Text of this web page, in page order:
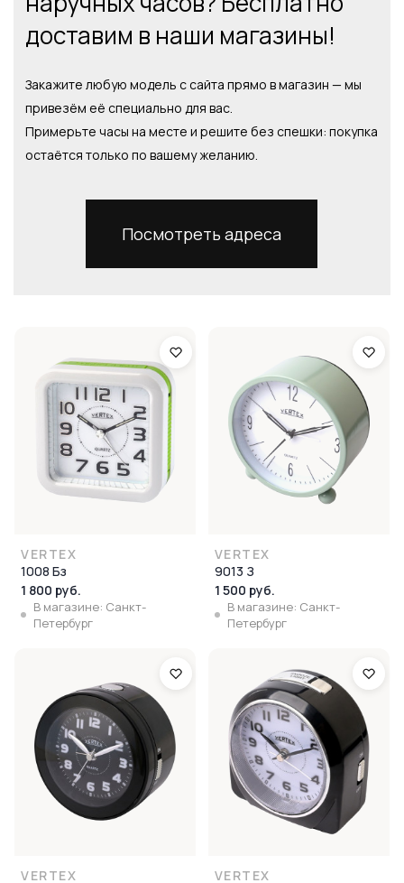
доставим в наши магазины!
Закажите любую модель с сайта прямо в магазин — мы
привезём её специально для вас.
Примерьте часы на месте и решите без спешки: покупка
остаётся только по вашему желанию.
Посмотреть адреса
VERTEX
1008 Бз
1 800 руб.
В магазине: Санкт-
Петербург
VERTEX
9013 З
1 500 руб.
В магазине: Санкт-
Петербург
VERTEX VERTEX